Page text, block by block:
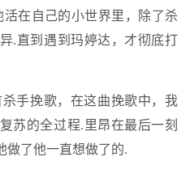
在自己的小世界里，除了杀
.直到遇到玛婷达，才彻底打
手挽歌，在这曲挽歌中，我
苏的全过程.里昂在最后一刻
做了他一直想做了的.